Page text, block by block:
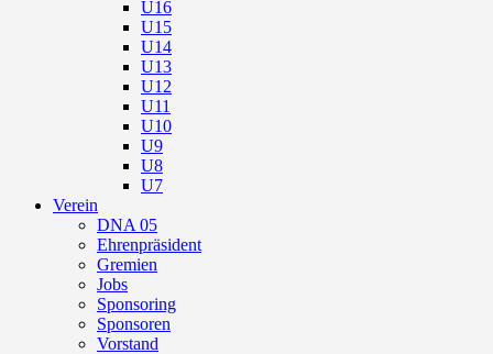
U16
U15
U14
U13
U12
U11
U10
U9
U8
U7
Verein
DNA 05
Ehrenpräsident
Gremien
Jobs
Sponsoring
Sponsoren
Vorstand